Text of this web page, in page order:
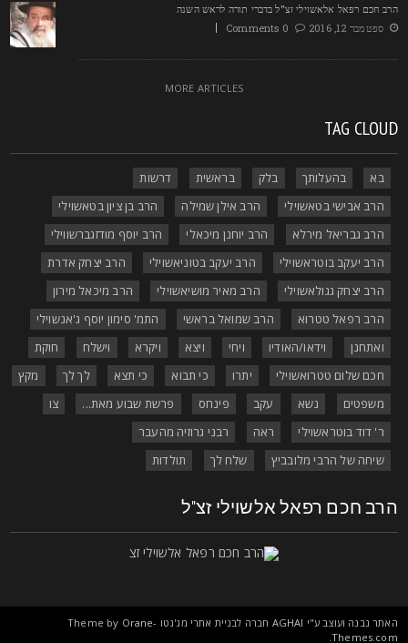
חכם רפאל אלאשוילי זצ"ל בדברי תורה לראש השנה
ספטמבר 12, 2016
0 Comments
MORE ARTICLES
TAG
בא בהעלותך בלק בראשית
דרשות
הרב אבישי בטאשוילי
הרב אילן שמילה
הרב בן ציון בטאשוילי
הרב גבריאל מירלא
הרב יוחנן מיכאלי
הרב יוסף מודזגברשווילי
הרב יעקב בוטראשוילי
הרב יעקב בטוניאשוילי
הרב יצחק אדרת
הרב יצחק גגולאשוילי
הרב מאיר מושיאשוילי
הרב מיכאל מירון
הרב רפאל טטרוא
הרב שמואל בראשי
התמ' סימון יוסף ג'אנשוילי
ואתחנן
וידאו/האודיו ויחי ויצא ויקרא וישלח
חוקת
חכם שלום טטרואשוילי
יתרו כי תבוא כי תצא לך לך
מקץ
משפטים
נשא עקב פינחס פרשת שבוע מאת...
ר' דוד בוטראשוילי
ראה
רבני גרוזיה מהעבר
שיחה של הרבי מלובביץ
שלח לך תולדות
חכם רפאל אלשוילי זצ"ל
נבנה ועוצב ע"יAGHAIחברה לבניית אתרי מג'נטו Theme byOrane-
.